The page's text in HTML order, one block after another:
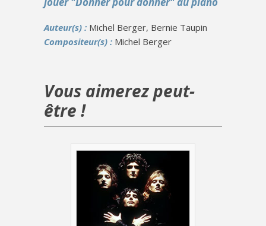
Auteur(s) : Michel Berger, Bernie Taupin
Compositeur(s) : Michel Berger
Vous aimerez peut-
être !